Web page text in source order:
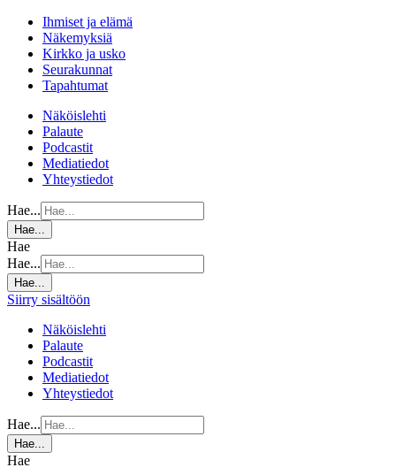
Ihmiset ja elämä
Näkemyksiä
Kirkko ja usko
Seurakunnat
Tapahtumat
Näköislehti
Palaute
Podcastit
Mediatiedot
Yhteystiedot
Hae...
Hae...
Hae
Hae...
Hae...
Siirry sisältöön
Näköislehti
Palaute
Podcastit
Mediatiedot
Yhteystiedot
Hae...
Hae...
Hae